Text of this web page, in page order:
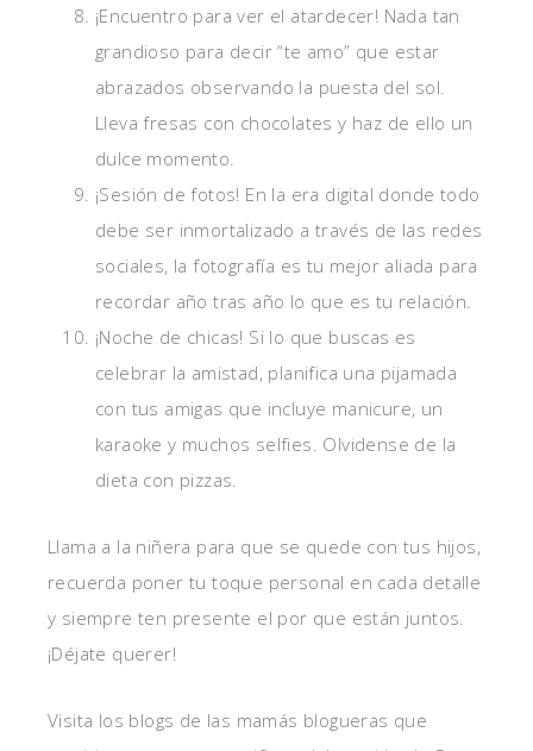
¡Encuentro para ver el atardecer! Nada tan
grandioso para decir “te amo” que estar
abrazados observando la puesta del sol.
Lleva fresas con chocolates y haz de ello un
dulce momento.
¡Sesión de fotos! En la era digital donde todo
debe ser inmortalizado a través de las redes
sociales, la fotografía es tu mejor aliada para
recordar año tras año lo que es tu relación.
¡Noche de chicas! Si lo que buscas es
celebrar la amistad, planifica una pijamada
con tus amigas que incluye manicure, un
karaoke y muchos selfies. Olvidense de la
dieta con pizzas.
Llama a la niñera para que se quede con tus hijos,
recuerda poner tu toque personal en cada detalle
y siempre ten presente el por que están juntos.
¡Déjate querer!
Visita los blogs de las mamás blogueras que